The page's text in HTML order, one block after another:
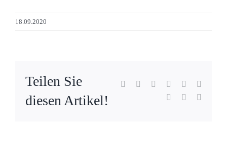
18.09.2020
Teilen Sie
diesen Artikel!
Facebook Reddit LinkedInWhatsApp
Pinterest